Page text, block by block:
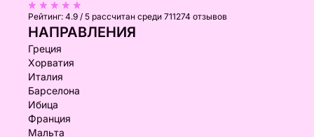
Рейтинг: 4.9 / 5 рассчитан среди 711274 отзывов
НАПРАВЛЕНИЯ
Греция
Хорватия
Италия
Барселона
Ибица
Франция
Мальта